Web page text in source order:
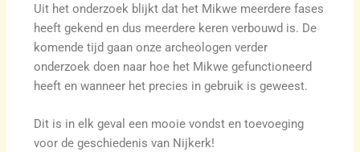
Uit het onderzoek blijkt dat het Mikwe meerdere fases
heeft gekend en dus meerdere keren verbouwd is. De
komende tijd gaan onze archeologen verder
onderzoek doen naar hoe het Mikwe gefunctioneerd
heeft en wanneer het precies in gebruik is geweest.
Dit is in elk geval een mooie vondst en toevoeging
voor de geschiedenis van Nijkerk!